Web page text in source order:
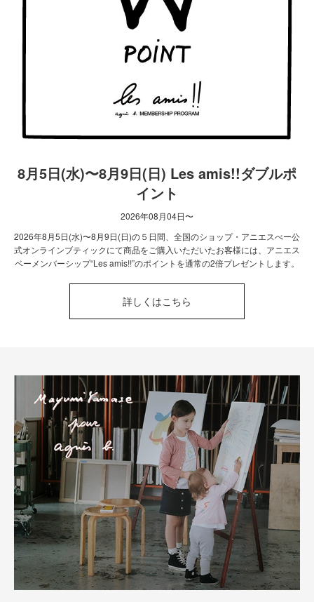
8月5日(水)〜8月9日(日) Les amis!!ダブルポ
イント
2026年08月04日〜
2026年8月5日(水)〜8月9日(日)の５日間、全国のショップ・アニエスべー公
式オンラインブティックにて商品をご購入いただいたお客様には、アニエス
ベーメンバーシップ“Les amis!!”のポイントを通常の2倍プレゼントします。
詳しくはこちら